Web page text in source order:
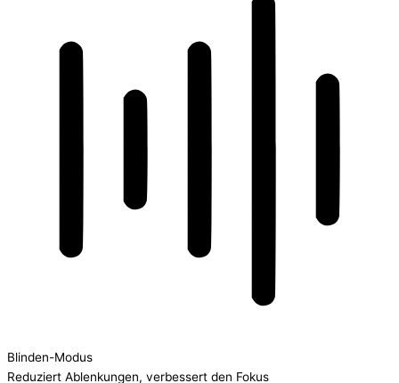
Blinden-Modus
Reduziert Ablenkungen, verbessert den Fokus